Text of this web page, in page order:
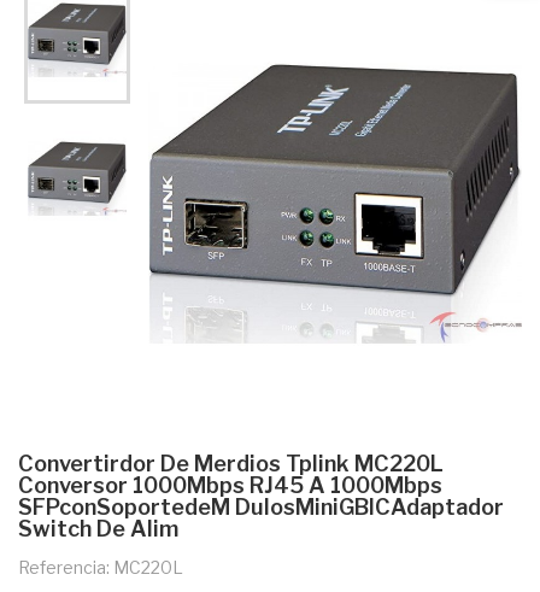
Convertirdor De Merdios Tplink MC220L
Conversor 1000Mbps RJ45 A 1000Mbps
SFPconSoportedeM DulosMiniGBICAdaptador
Switch De Alim
Referencia: MC220L